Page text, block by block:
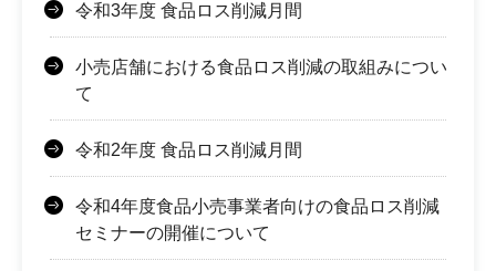
令和3年度 食品ロス削減月間
小売店舗における食品ロス削減の取組みについ
て
令和2年度 食品ロス削減月間
令和4年度食品小売事業者向けの食品ロス削減
セミナーの開催について